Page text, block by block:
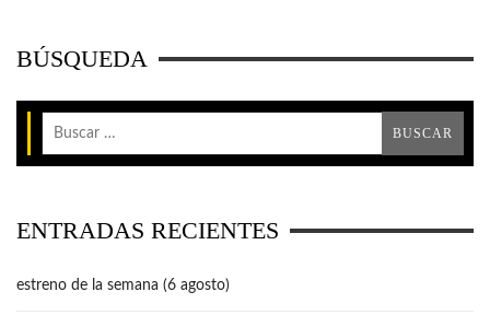
BÚSQUEDA
ENTRADAS RECIENTES
estreno de la semana (6 agosto)